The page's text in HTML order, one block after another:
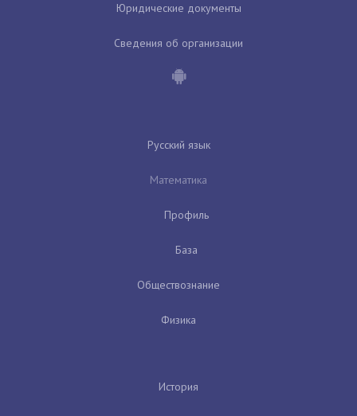
Юридические документы
Сведения об организации
Русский язык
Математика
Профиль
База
Обществознание
Физика
История